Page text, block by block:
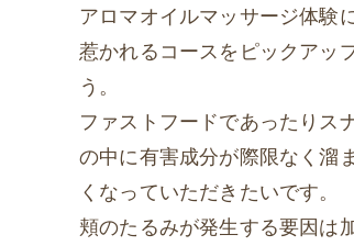
アロマオイルマッサージ体験
惹かれるコースをピックアッ
う。
ファストフードであったりス
の中に有害成分が際限なく溜
くなっていただきたいです。
頬のたるみが発生する要因は